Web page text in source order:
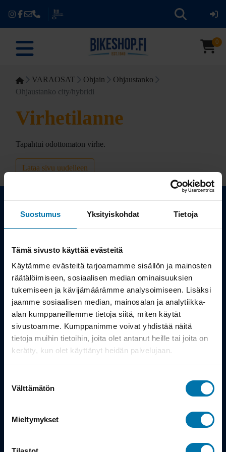
Suostumus Yksityiskohdat Tietoja
Tämä sivusto käyttää evästeitä
Käytämme evästeitä tarjoamamme sisällön ja mainosten
räätälöimiseen, sosiaalisen median ominaisuuksien
tukemiseen ja kävijämäärämme analysoimiseen. Lisäksi
jaamme sosiaalisen median, mainosalan ja analytiikka-
alan kumppaneillemme tietoja siitä, miten käytät
sivustoamme. Kumppanimme voivat yhdistää näitä
tietoja muihin tietoihin, joita olet antanut heille tai joita on
kerätty, kun olet käyttänyt heidän palvelujaan.
valinta
Välttämätön
Mieltymykset
0
VARAOSAT Ohjain
Ohjaustanko
Ohjaustanko city/hybridi
Virhetilanne
Tapahtui odottomaton virhe.
Lataa sivu uudelleen
Tuotteet
Työsuhdepyörä
Info
Takuu ja palautukset